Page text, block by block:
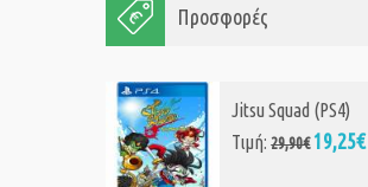
Προσφορές
Jitsu Squad (PS4)
Τιμή:29,90€ 19,25€